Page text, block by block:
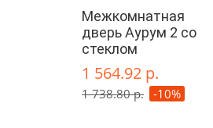
Межкомнатная
дверь Аурум 2 со
стеклом
1 564.92 р.
1 738.80 р. -10%